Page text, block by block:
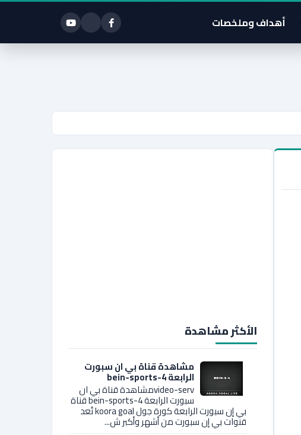
أهداف وملخصات
الأكثر مشاهدة
مشاهدة قناة بي ان سبورت
الرابعة bein-sports-4
video-servمشاهدة قناة بي ان
سبورت الرابعة bein-sports-4 قناة
بي إن سبورت الرابعة كورة جول koora goal تُعد
قنوات بي إن سبورت من أشهر وأكبر ش...